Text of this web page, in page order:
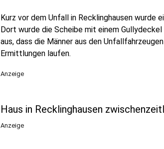
Kurz vor dem Unfall in Recklinghausen wurde
Dort wurde die Scheibe mit einem
aus, dass die Männer aus den
Ermittlungen laufen.
Anzeige
Haus in Recklinghausen
Anzeige